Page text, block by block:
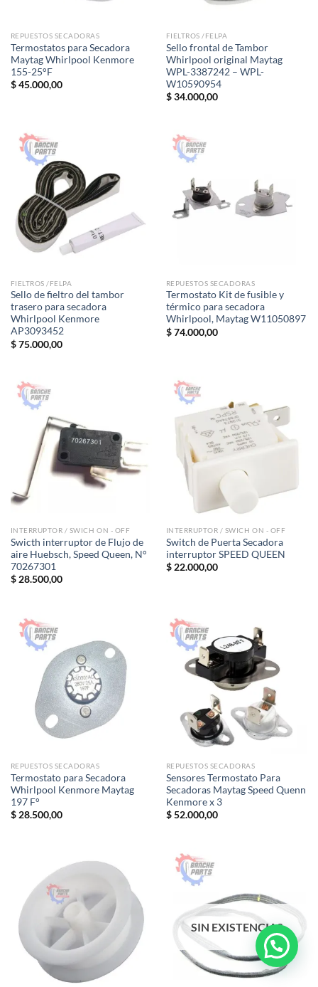
REPUESTOS SECADORAS
Termostatos para Secadora
Maytag Whirlpool Kenmore
155-25°F
$45.000,00
FIELTROS /FELPA
Sello frontal de Tambor
Whirlpool original Maytag
WPL-3387242 – WPL-
W10590954
$34.000,00
FIELTROS /FELPA
Sello de fieltro del tambor
trasero para secadora
Whirlpool Kenmore
AP3093452
$75.000,00
REPUESTOS SECADORAS
Termostato Kit de fusible y
térmico para secadora
Whirlpool, Maytag W11050897
$74.000,00
INTERRUPTOR / SWICH ON - OFF
Swicth interruptor de Flujo de
aire Huebsch, Speed Queen, N°
70267301
$28.500,00
INTERRUPTOR / SWICH ON - OFF
Switch de Puerta Secadora
interruptor SPEED QUEEN
$22.000,00
REPUESTOS SECADORAS
Termostato para Secadora
Whirlpool Kenmore Maytag
197 F°
$28.500,00
REPUESTOS SECADORAS
Sensores Termostato Para
Secadoras Maytag Speed Quenn
Kenmore x 3
$52.000,00
SIN EXISTENCIAS